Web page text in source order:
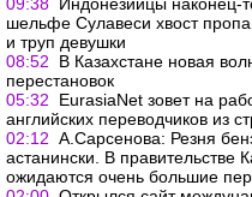
шельфе Сулавеси хвост
и труп девушки
08:52
В Казахстане новая
перестановок
05:32
EurasiaNet зовет на
английских переводчиков из
02:12 А.Сарсенова: Резня
астанински. В правительстве
ожидаются очень большие